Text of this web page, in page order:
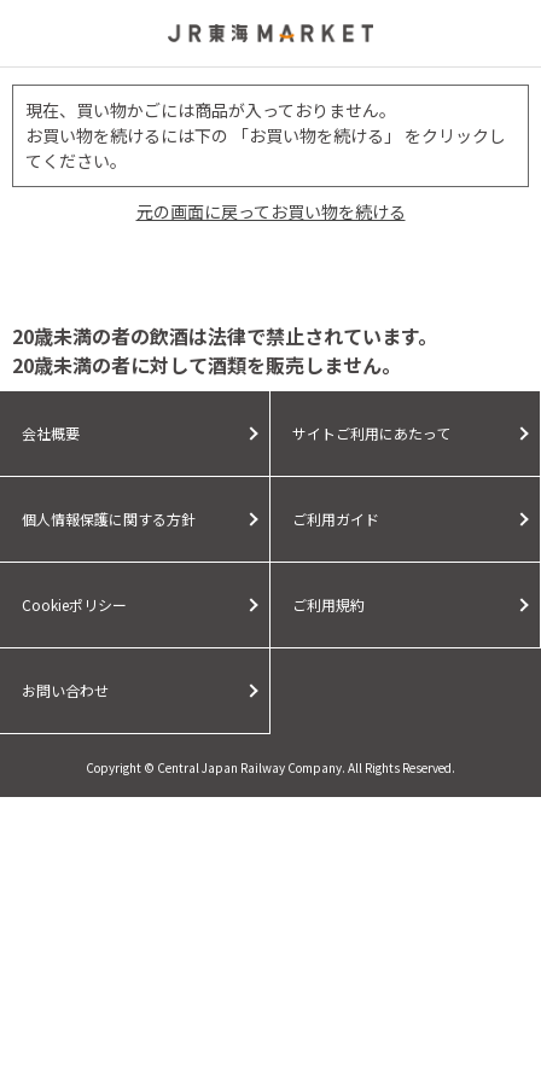
現在、買い物かごには商品が入っておりません。
お買い物を続けるには下の 「お買い物を続ける」 をクリックし
てください。
元の画面に戻ってお買い物を続ける
20歳未満の者の飲酒は法律で禁止されています。
20歳未満の者に対して酒類を販売しません。
会社概要 サイトご利用にあたって
個人情報保護に関する方針 ご利用ガイド
Cookieポリシー ご利用規約
お問い合わせ
Copyright © Central Japan Railway Company. All Rights Reserved.